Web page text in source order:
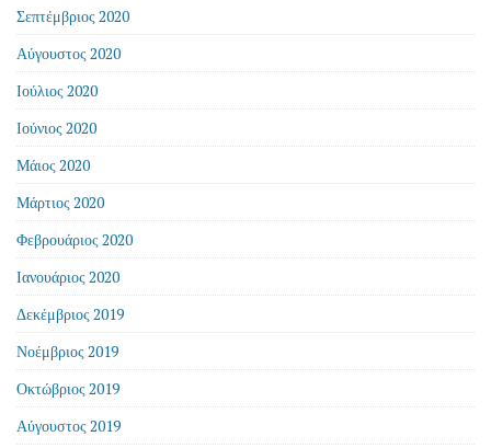
Σεπτέμβριος 2020
Αύγουστος 2020
Ιούλιος 2020
Ιούνιος 2020
Μάιος 2020
Μάρτιος 2020
Φεβρουάριος 2020
Ιανουάριος 2020
Δεκέμβριος 2019
Νοέμβριος 2019
Οκτώβριος 2019
Αύγουστος 2019